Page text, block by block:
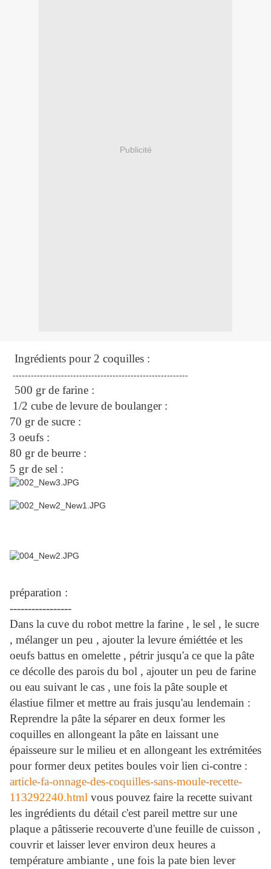
Publicité
Ingrédients pour 2 coquilles :
----------------------------------------------------------
500 gr de farine :
1/2 cube de levure de boulanger :
70 gr de sucre :
3 oeufs :
80 gr de beurre :
5 gr de sel :
préparation :
-----------------
Dans la cuve du robot mettre la farine , le sel , le sucre
, mélanger un peu , ajouter la levure émiéttée et les
oeufs battus en omelette , pétrir jusqu'a ce que la pâte
ce décolle des parois du bol , ajouter un peu de farine
ou eau suivant le cas , une fois la pâte souple et
élastiue filmer et mettre au frais jusqu'au lendemain :
Reprendre la pâte la séparer en deux former les
coquilles en allongeant la pâte en laissant une
épaisseure sur le milieu et en allongeant les extrémitées
pour former deux petites boules voir lien ci-contre :
article-fa-onnage-des-coquilles-sans-moule-recette-
113292240.html vous pouvez faire la recette suivant
les ingrédients du détail c'est pareil mettre sur une
plaque a pâtisserie recouverte d'une feuille de cuisson ,
couvrir et laisser lever environ deux heures a
température ambiante , une fois la pate bien lever